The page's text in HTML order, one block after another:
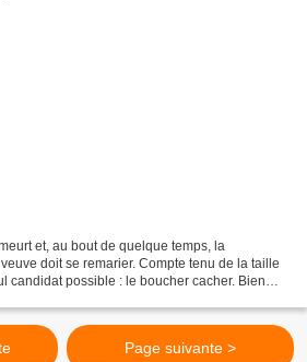
et, au bout de quelque temps, la
doit se remarier. Compte tenu de la taille
candidat possible : le boucher cacher. Bien
Page suivante >